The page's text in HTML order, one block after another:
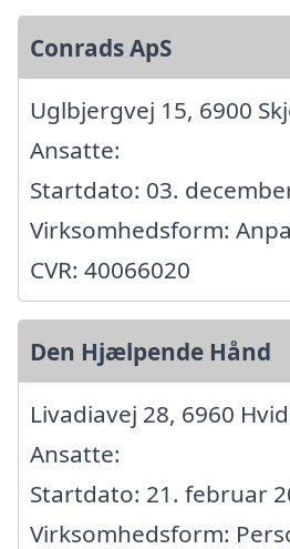
Conrads ApS
Uglbjergvej 15, 6900
Ansatte:
Startdato: 03.
Virksomhedsform:
CVR: 40066020
Den Hjælpende Hånd
Livadiavej 28, 6960
Ansatte:
Startdato: 21. februar
Virksomhedsform: